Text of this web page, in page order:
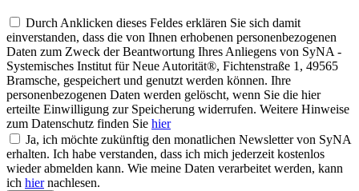
Durch Anklicken dieses Feldes erklären Sie sich damit
einverstanden, dass die von Ihnen erhobenen personenbezogenen
Daten zum Zweck der Beantwortung Ihres Anliegens von SyNA -
Systemisches Institut für Neue Autorität®, Fichtenstraße 1, 49565
Bramsche, gespeichert und genutzt werden können. Ihre
personenbezogenen Daten werden gelöscht, wenn Sie die hier
erteilte Einwilligung zur Speicherung widerrufen. Weitere Hinweise
zum Datenschutz finden Sie hier
Ja, ich möchte zukünftig den monatlichen Newsletter von SyNA
erhalten. Ich habe verstanden, dass ich mich jederzeit kostenlos
wieder abmelden kann. Wie meine Daten verarbeitet werden, kann
ich hiernachlesen.